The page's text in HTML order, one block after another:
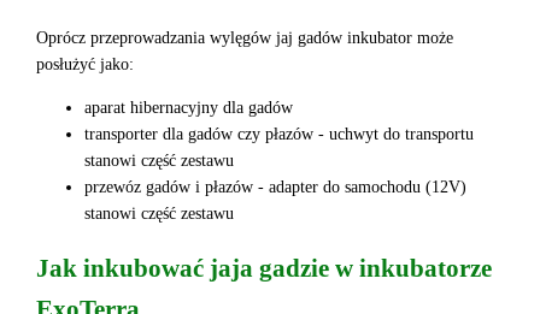
Oprócz przeprowadzania wylęgów jaj gadów inkubator może
posłużyć jako:
aparat hibernacyjny dla gadów
transporter dla gadów czy płazów - uchwyt do transportu
stanowi część zestawu
przewóz gadów i płazów - adapter do samochodu (12V)
stanowi część zestawu
Jak inkubować jaja gadzie w inkubatorze